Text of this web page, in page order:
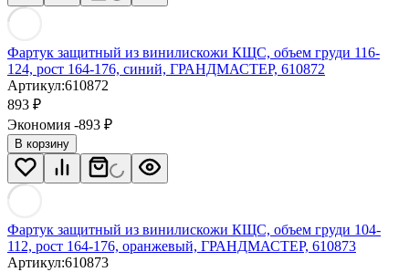
Фартук защитный из винилискожи КЩС, объем груди 116-
124, рост 164-176, синий, ГРАНДМАСТЕР, 610872
Артикул:610872
893 ₽
Экономия -893 ₽
В корзину
Фартук защитный из винилискожи КЩС, объем груди 104-
112, рост 164-176, оранжевый, ГРАНДМАСТЕР, 610873
Артикул:610873